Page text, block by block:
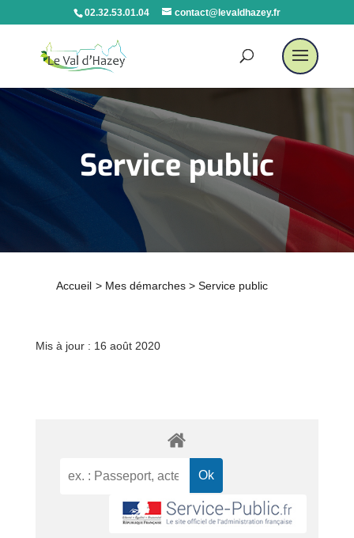
02.32.53.01.04 contact@levaldhazey.fr
Service public
Accueil > Mes démarches > Service public
Mis à jour : 16 août 2020